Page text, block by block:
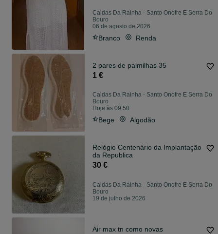
Caldas Da Rainha - Santo Onofre E Serra Do
Bouro
06 de agosto de 2026
Branco Renda
2 pares de palmilhas 35
1 €
Caldas Da Rainha - Santo Onofre E Serra Do
Bouro
Hoje às 09:50
Bege Algodão
Relógio Centenário da Implantação
da Republica
30 €
Caldas Da Rainha - Santo Onofre E Serra Do
Bouro
19 de julho de 2026
Air max tn como novas